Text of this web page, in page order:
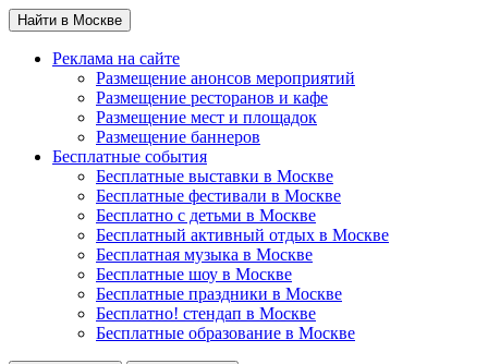
Найти в Москве
Реклама на сайте
Размещение анонсов мероприятий
Размещение ресторанов и кафе
Размещение мест и площадок
Размещение баннеров
Бесплатные события
Бесплатные выставки в Москве
Бесплатные фестивали в Москве
Бесплатно с детьми в Москве
Бесплатный активный отдых в Москве
Бесплатная музыка в Москве
Бесплатные шоу в Москве
Бесплатные праздники в Москве
Бесплатно! стендап в Москве
Бесплатные образование в Москве